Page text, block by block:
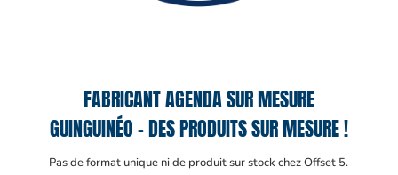
FABRICANT AGENDA SUR MESURE
GUINGUINÉO – DES PRODUITS SUR MESURE !
Pas de format unique ni de produit sur stock chez Offset 5.